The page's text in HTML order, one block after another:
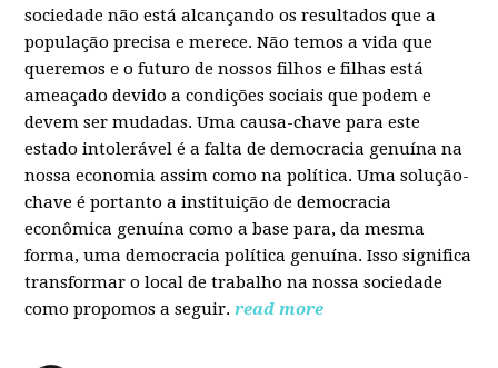
sociedade não está alcançando os resultados que a
população precisa e merece. Não temos a vida que
queremos e o futuro de nossos filhos e filhas está
ameaçado devido a condições sociais que podem e
devem ser mudadas. Uma causa-chave para este
estado intolerável é a falta de democracia genuína na
nossa economia assim como na política. Uma solução-
chave é portanto a instituição de democracia
econômica genuína como a base para, da mesma
forma, uma democracia política genuína. Isso significa
transformar o local de trabalho na nossa sociedade
como propomos a seguir. read more